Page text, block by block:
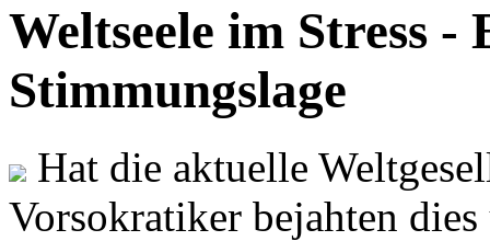
Weltseele im Stress -
Stimmungslage
Hat die aktuelle
Vorsokratiker bejahten